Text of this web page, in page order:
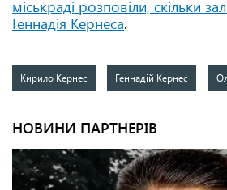
міськраді розповіли, скільки
Геннадія Кернеса.
Кирило Кернес Геннадій Кернес